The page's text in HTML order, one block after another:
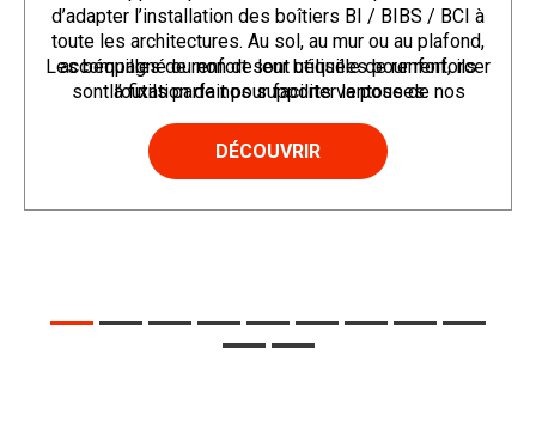
d’adapter l’installation des boîtiers BI / BIBS / BCI à
toute les architectures. Au sol, au mur ou au plafond,
accompagné ou non de leur béquille de renfort, ils
sont l’outils parfait pour faciliter la pose de nos
Nous proposons plusieurs références avec
de vos besoins
Les béquilles de renfort sont utilisées pour renforcer
la fixation de nos supports ventouses.
DÉCOUVRIR